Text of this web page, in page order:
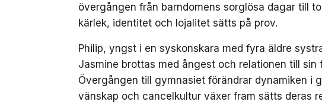
övergången från barndomens sorglösa dagar till
kärlek, identitet och lojalitet sätts på prov.
Philip, yngst i en syskonskara med fyra äldre
Jasmine brottas med ångest och relationen till sin
Övergången till gymnasiet förändrar dynamiken i
vänskap och cancelkultur växer fram sätts deras